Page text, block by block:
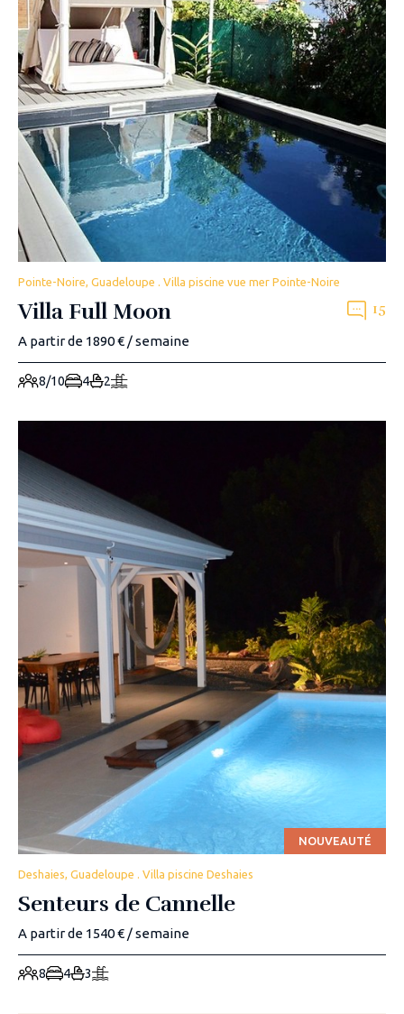
Pointe-Noire, Guadeloupe . Villa piscine vue mer Pointe-Noire
Villa Full Moon 15
A partir de 1890 € / semaine
8/10 4 2
NOUVEAUTÉ
Deshaies, Guadeloupe . Villa piscine Deshaies
Senteurs de Cannelle
A partir de 1540 € / semaine
8 4 3